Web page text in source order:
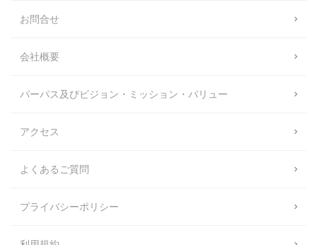
お問合せ
会社概要
パーパス及びビジョン・ミッション・バリュー
アクセス
よくあるご質問
プライバシーポリシー